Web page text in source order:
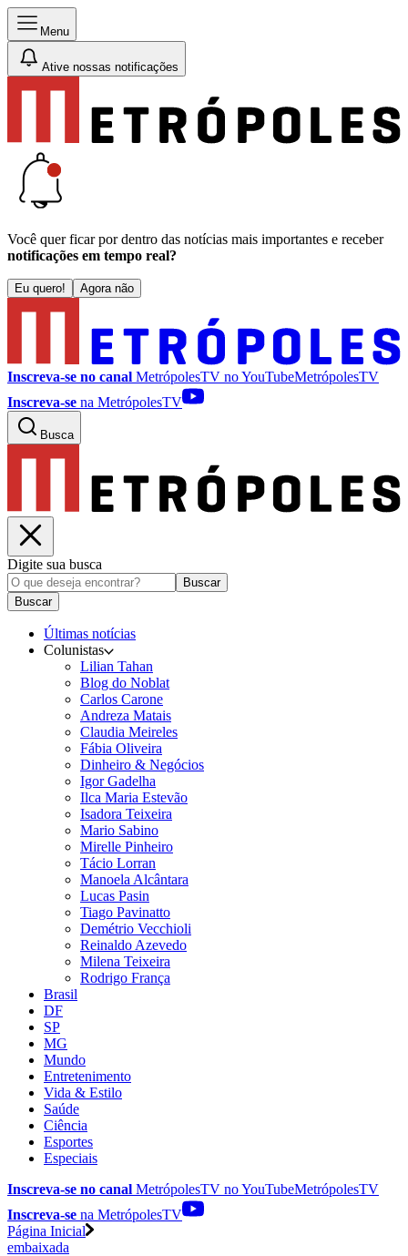
Menu
Ative nossas notificações
Você quer ficar por dentro das notícias mais importantes e receber
notificações em tempo real?
Eu quero! Agora não
Inscreva-se no canal MetrópolesTV noYouTubeMetrópolesTV
Inscreva-se na MetrópolesTV
Busca
Digite sua busca
Buscar
Buscar
Últimas notícias
Colunistas
Lilian Tahan
Blog do Noblat
Carlos Carone
Andreza Matais
Claudia Meireles
Fábia Oliveira
Dinheiro & Negócios
Igor Gadelha
Ilca Maria Estevão
Isadora Teixeira
Mario Sabino
Mirelle Pinheiro
Tácio Lorran
Manoela Alcântara
Lucas Pasin
Tiago Pavinatto
Demétrio Vecchioli
Reinaldo Azevedo
Milena Teixeira
Rodrigo França
Brasil
DF
SP
MG
Mundo
Entretenimento
Vida & Estilo
Saúde
Ciência
Esportes
Especiais
Inscreva-se no canal MetrópolesTV noYouTubeMetrópolesTV
Inscreva-se na MetrópolesTV
Página Inicial
embaixada